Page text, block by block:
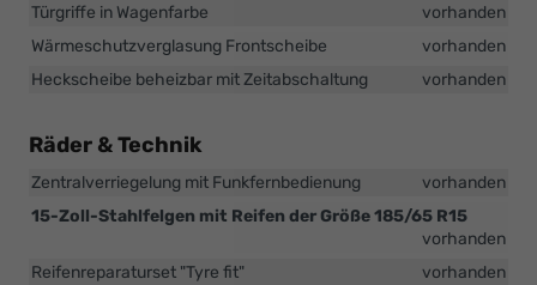
Türgriffe in Wagenfarbe
vorhanden
Wärmeschutzverglasung Frontscheibe
vorhanden
Heckscheibe beheizbar mit Zeitabschaltung
vorhanden
Räder & Technik
Zentralverriegelung mit Funkfernbedienung
vorhanden
15-Zoll-Stahlfelgen mit Reifen der Größe 185/65 R15
vorhanden
Reifenreparaturset "Tyre fit"
vorhanden